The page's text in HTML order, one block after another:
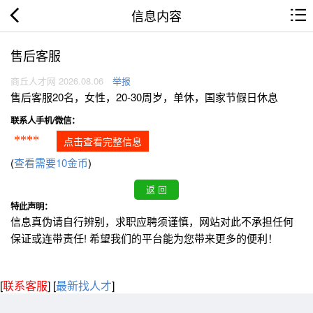
信息内容
售后客服
商丘人才网 2026.08.06 举报
售后客服20名，女性，20-30周岁，单休，国家节假日休息
联系人手机/微信：
**** 点击查看完整信息
(查看需要10金币)
特此声明：
信息真伪请自行辨别，求职应聘须谨慎，网站对此不承担任何
保证或连带责任! 希望我们的平台能为您带来更多的便利！
[联系客服] [最新找人才]